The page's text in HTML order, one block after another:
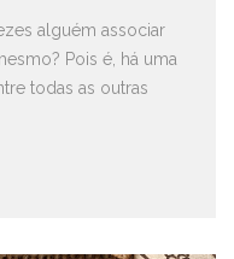
alguém associar
Pois é, há uma
todas as outras